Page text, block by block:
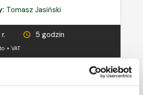
Tomasz Jasiński
5 godzin
+ VAT